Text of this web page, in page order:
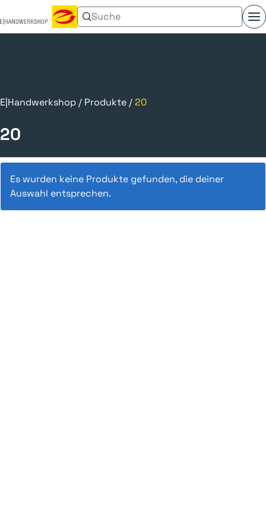
Suchen nach:
E|Handwerkshop / Produkte /20
20
Es wurden keine Produkte gefunden, die deiner
Auswahl entsprechen.